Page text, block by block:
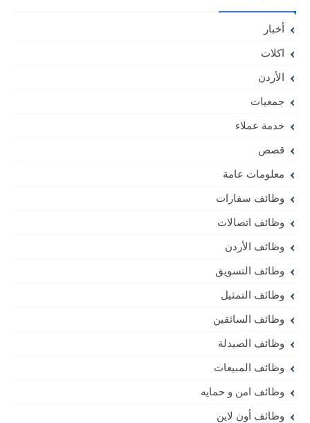
أخبار
اكلات
الأردن
جمعيات
خدمة عملاء
قصص
معلومات عامة
وظائف سفارات
وظائف اتصالات
وظائف الأردن
وظائف التسويق
وظائف التمثيل
وظائف السائقين
وظائف الصيدلة
وظائف المبيعات
وظائف امن و حمايه
وظائف أون لاين